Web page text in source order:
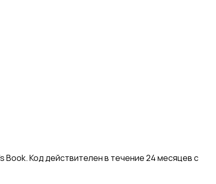
Book. Код действителен в течение 24 месяцев с